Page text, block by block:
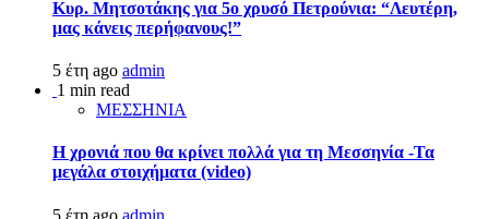
Κυρ. Μητσοτάκης για 5ο χρυσό Πετρούνια: “Λευτέρη,
μας κάνεις περήφανους!”
5 έτη ago admin
1 min read
ΜΕΣΣΗΝΙΑ
Η χρονιά που θα κρίνει πολλά για τη Μεσσηνία -Τα
μεγάλα στοιχήματα (video)
5 έτη ago admin